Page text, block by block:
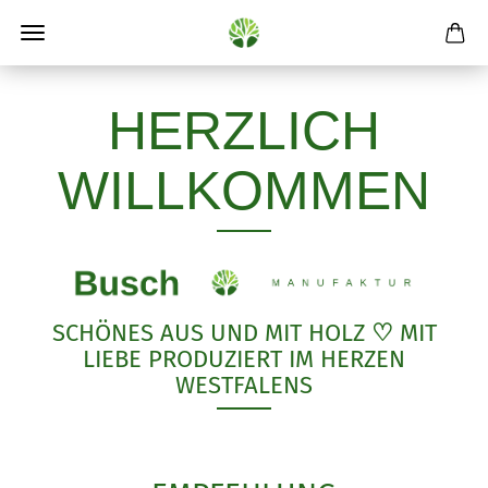
HERZLICH
WILLKOMMEN
SCHÖNES AUS UND MIT HOLZ ♡ MIT
LIEBE PRODUZIERT IM HERZEN
WESTFALENS